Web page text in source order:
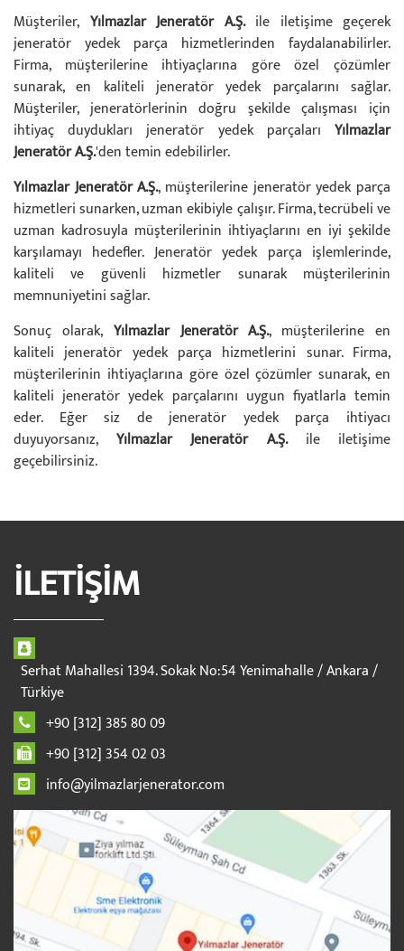
Müşteriler, Yılmazlar Jeneratör A.Ş.ile iletişime geçerek
jeneratör yedek parça hizmetlerinden faydalanabilirler.
Firma, müşterilerine ihtiyaçlarına göre özel çözümler
sunarak, en kaliteli jeneratör yedek parçalarını sağlar.
Müşteriler, jeneratörlerinin doğru şekilde çalışması için
ihtiyaç duydukları jeneratör yedek parçaları Yılmazlar
Jeneratör A.Ş.'den temin edebilirler.
Yılmazlar Jeneratör A.Ş., müşterilerine jeneratör yedek parça
hizmetleri sunarken, uzman ekibiyle çalışır. Firma, tecrübeli ve
uzman kadrosuyla müşterilerinin ihtiyaçlarını en iyi şekilde
karşılamayı hedefler. Jeneratör yedek parça işlemlerinde,
kaliteli ve güvenli hizmetler sunarak müşterilerinin
memnuniyetini sağlar.
Sonuç olarak, Yılmazlar Jeneratör A.Ş., müşterilerine en
kaliteli jeneratör yedek parça hizmetlerini sunar. Firma,
müşterilerinin ihtiyaçlarına göre özel çözümler sunarak, en
kaliteli jeneratör yedek parçalarını uygun fiyatlarla temin
eder. Eğer siz de jeneratör yedek parça ihtiyacı
duyuyorsanız,Yılmazlar Jeneratör A.Ş.ile iletişime
geçebilirsiniz.
İLETİŞİM
Serhat Mahallesi 1394. Sokak No:54 Yenimahalle / Ankara /
Türkiye
+90 [312] 385 80 09
+90 [312] 354 02 03
info@yilmazlarjenerator.com